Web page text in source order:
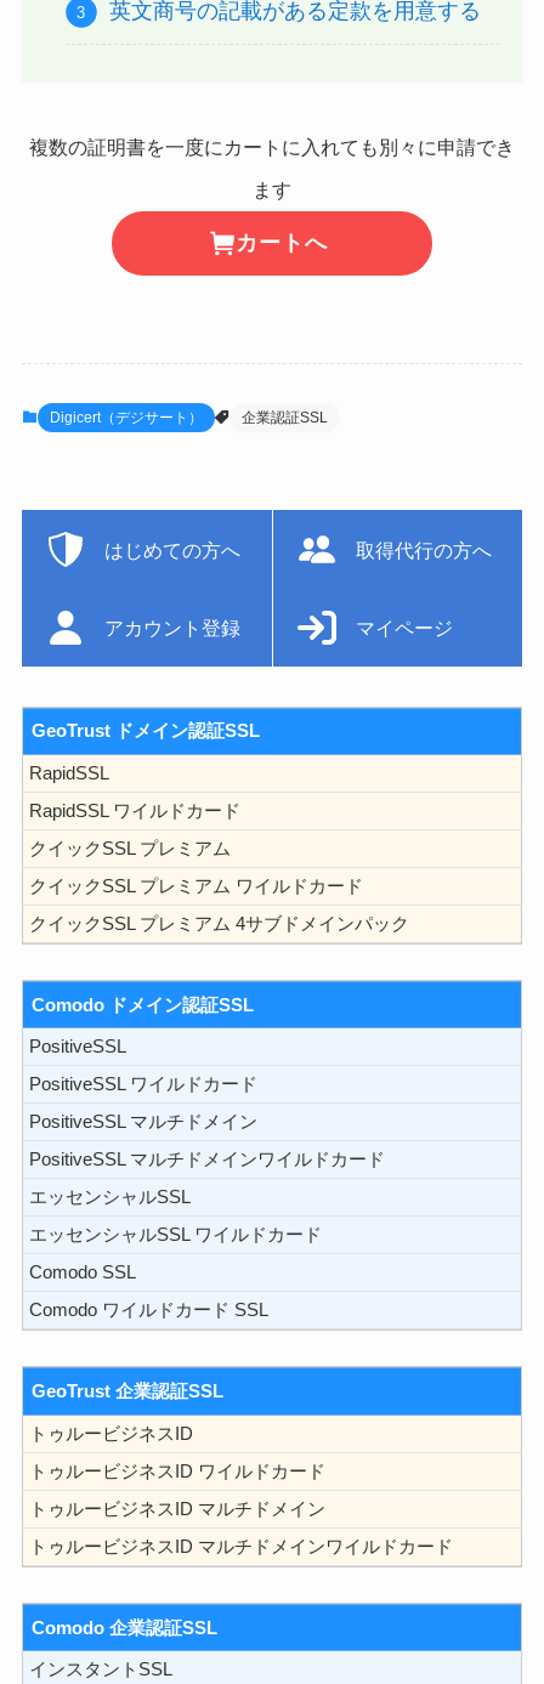
英文商号の記載がある定款を用意する
複数の証明書を一度にカートに入れても別々に申請でき
ます
カートへ
Digicert（デジサート） 企業認証SSL
はじめての方へ 取得代行の方へ
アカウント登録 マイページ
GeoTrust ドメイン認証SSL
RapidSSL
RapidSSL ワイルドカード
クイックSSL プレミアム
クイックSSL プレミアム ワイルドカード
クイックSSL プレミアム 4サブドメインパック
Comodo ドメイン認証SSL
PositiveSSL
PositiveSSL ワイルドカード
PositiveSSL マルチドメイン
PositiveSSL マルチドメインワイルドカード
エッセンシャルSSL
エッセンシャルSSL ワイルドカード
Comodo SSL
Comodo ワイルドカード SSL
GeoTrust 企業認証SSL
トゥルービジネスID
トゥルービジネスID ワイルドカード
トゥルービジネスID マルチドメイン
トゥルービジネスID マルチドメインワイルドカード
Comodo 企業認証SSL
インスタントSSL